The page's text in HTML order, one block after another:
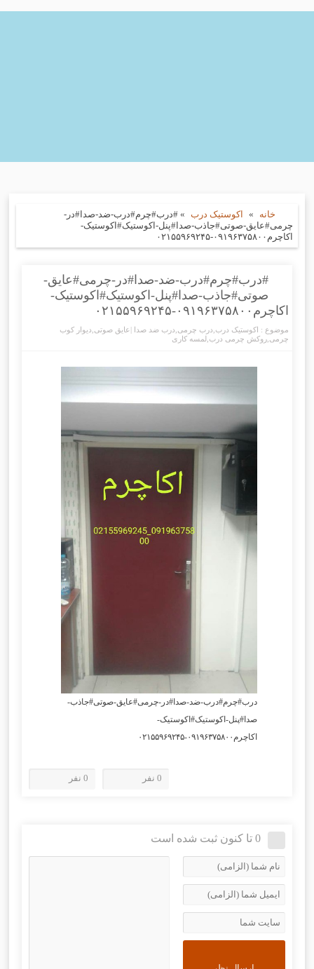
خانه » اکوستیک درب »#درب#چرم#درب-ضد-صدا#در-
چرمی#عایق-صوتی#جاذب-صدا#پنل-اکوستیک#اکوستیک-
اکاچرم۰۹۱۹۶۳۷۵۸۰۰-۰۲۱۵۵۹۶۹۲۴۵
#درب#چرم#درب-ضد-صدا#در-چرمی#عایق-
صوتی#جاذب-صدا#پنل-اکوستیک#اکوستیک-
اکاچرم۰۹۱۹۶۳۷۵۸۰۰-۰۲۱۵۵۹۶۹۲۴۵
موضوع : اکوستیک درب درب چرمی درب ضد صدا |عایق صوتی دیوار کوب
چرمی ,روکش چرمی درب لمسه کاری
درب#چرم#درب-ضد-صدا#در-چرمی#عایق-صوتی#جاذب-
صدا#پنل-اکوستیک#اکوستیک-
اکاچرم۰۹۱۹۶۳۷۵۸۰۰-۰۲۱۵۵۹۶۹۲۴۵
0 نفر 0 نفر
0 تا کنون ثبت شده است